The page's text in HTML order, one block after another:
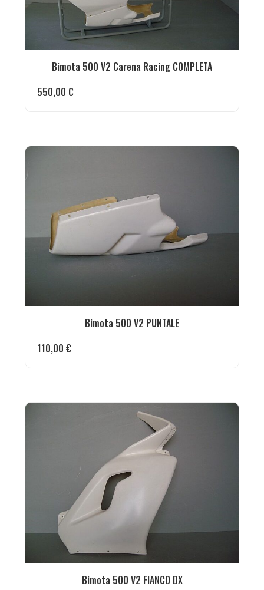
Bimota 500 V2 Carena Racing COMPLETA
550,00 €
Bimota 500 V2 PUNTALE
110,00 €
Bimota 500 V2 FIANCO DX